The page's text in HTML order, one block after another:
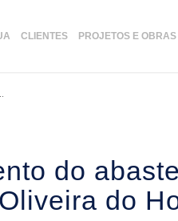
CLIENTES PROJETOS E OBRAS
do
do